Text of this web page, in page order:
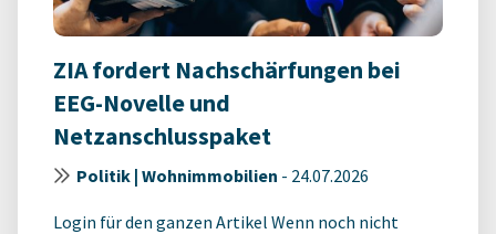
ZIA fordert Nachschärfungen bei
EEG-Novelle und
Netzanschlusspaket
Politik | Wohnimmobilien - 24.07.2026
Login für den ganzen Artikel Wenn noch nicht